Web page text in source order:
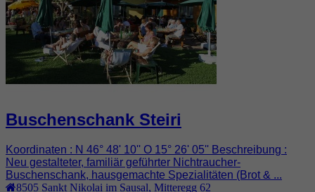
Buschenschank Steiri
Koordinaten : N 46° 48' 10'' O 15° 26' 05'' Beschreibung :
Neu gestalteter, familiär geführter Nichtraucher-
Buschenschank, hausgemachte Spezialitäten (Brot & ...
8505 Sankt Nikolai im Sausal Mitteregg 62